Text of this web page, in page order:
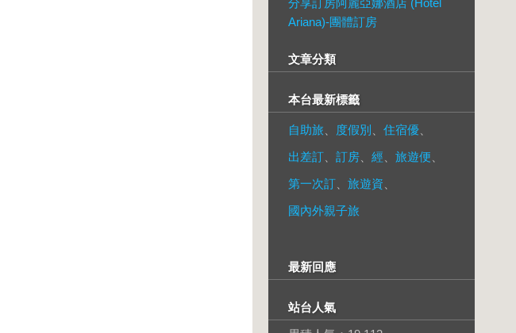
分享訂房阿麗亞娜酒店 (Hotel
Ariana)-團體訂房
文章分類
本台最新標籤
自助旅 度假別 住宿優
出差訂
訂房 經 旅遊便
第一次訂
旅遊資
國內外親子旅
最新回應
站台人氣